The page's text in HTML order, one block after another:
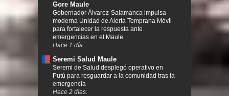
Gore Maule
Gobernador Álvarez-Salamanca impulsa
moderna Unidad de Alerta Temprana Móvil
para fortalecer la respuesta ante
emergencias en el Maule
Hace 1 día.
Seremi Salud Maule
Seremi de Salud desplegó operativo en
Putú para resguardar a la comunidad tras la
emergencia
Hace 2 días.